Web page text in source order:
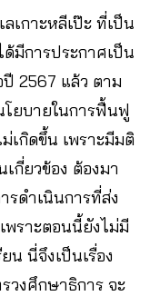
เกาะหลีเป๊ะ ที่เป็น
มีการประกาศเป็น
2567 แล้ว ตาม
โยบายในการฟื้นฟู
เกิดขึ้น เพราะมีมติ
กี่ยวข้อง ต้องมา
รดำเนินการที่ส่ง
ราะตอนนี้ยังไม่มี
น นี่จึงเป็นเรื่อง
วงศึกษาธิการ จะ